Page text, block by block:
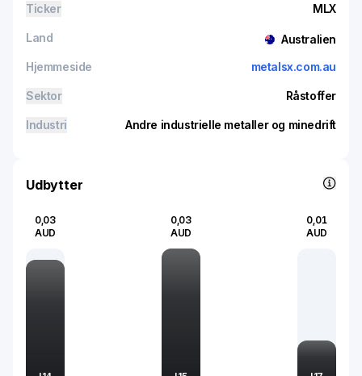
Ticker MLX
Land
Australien
Hjemmeside
metalsx.com.au
Sektor Råstoffer
Industri Andre industrielle metaller og minedrift
Udbytter
0,03
AUD
0,03
AUD
0,01
AUD